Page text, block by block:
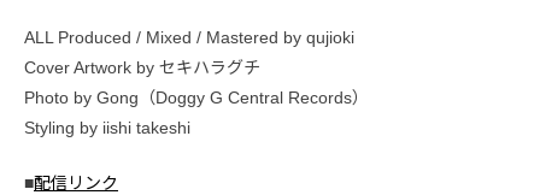
ALL Produced / Mixed / Mastered by qujioki
Cover Artwork by セキハラグチ
Photo by Gong（Doggy G Central Records）
Styling by iishi takeshi
■配信リンク